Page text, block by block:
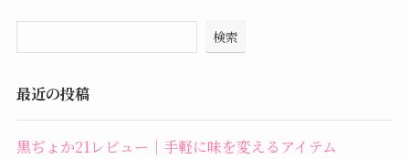
検索
最近の投稿
黒ぢょか21レビュー｜手軽に味を変えるアイテム